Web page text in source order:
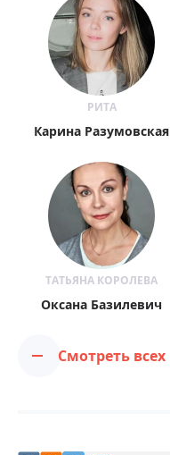
РИТА
Карина Разумовская
ТАТЬЯНА КОРОЛЕВА
Оксана Базилевич
Смотреть всех